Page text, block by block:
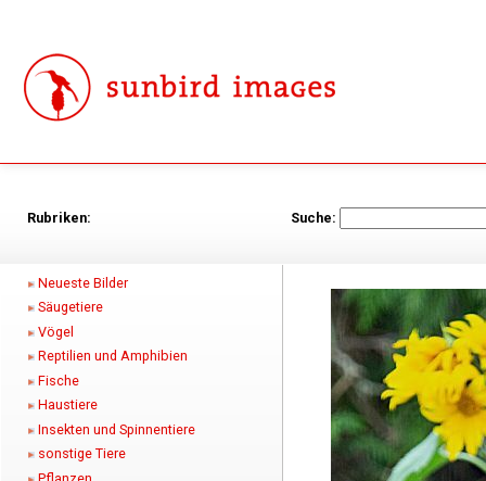
Rubriken: Suche:
Neueste Bilder
Säugetiere
Vögel
Reptilien und Amphibien
Fische
Haustiere
Insekten und Spinnentiere
sonstige Tiere